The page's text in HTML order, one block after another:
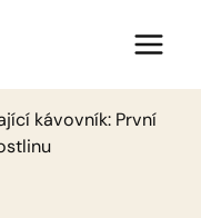
kávovník: První